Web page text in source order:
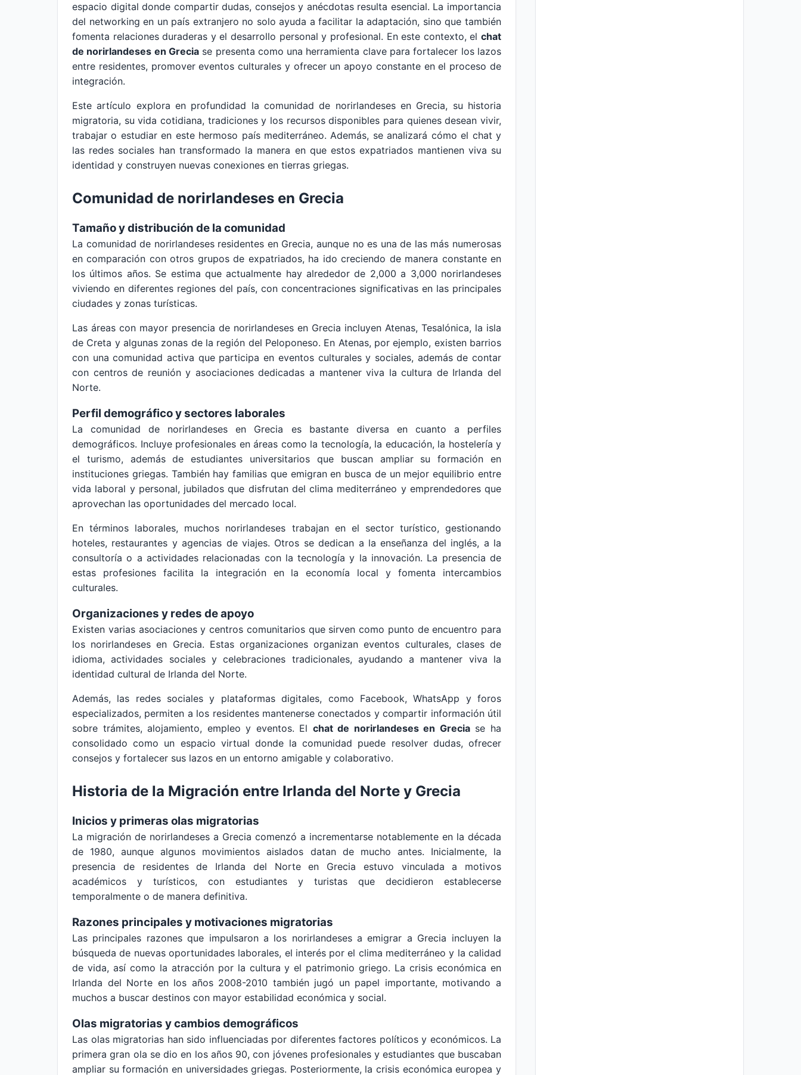
espacio digital donde compartir dudas, consejos y anécdotas resulta esencial. La importancia
del networking en un país extranjero no solo ayuda a facilitar la adaptación, sino que también
fomenta relaciones duraderas y el desarrollo personal y profesional. En este contexto, el chat
de norirlandeses en Greciase presenta como una herramienta clave para fortalecer los lazos
entre residentes, promover eventos culturales y ofrecer un apoyo constante en el proceso de
integración.
Este artículo explora en profundidad la comunidad de norirlandeses en Grecia, su historia
migratoria, su vida cotidiana, tradiciones y los recursos disponibles para quienes desean vivir,
trabajar o estudiar en este hermoso país mediterráneo. Además, se analizará cómo el chat y
las redes sociales han transformado la manera en que estos expatriados mantienen viva su
identidad y construyen nuevas conexiones en tierras griegas.
Comunidad de norirlandeses en Grecia
Tamaño y distribución de la comunidad
La comunidad de norirlandeses residentes en Grecia, aunque no es una de las más numerosas
en comparación con otros grupos de expatriados, ha ido creciendo de manera constante en
los últimos años. Se estima que actualmente hay alrededor de 2,000 a 3,000 norirlandeses
viviendo en diferentes regiones del país, con concentraciones significativas en las principales
ciudades y zonas turísticas.
Las áreas con mayor presencia de norirlandeses en Grecia incluyen Atenas, Tesalónica, la isla
de Creta y algunas zonas de la región del Peloponeso. En Atenas, por ejemplo, existen barrios
con una comunidad activa que participa en eventos culturales y sociales, además de contar
con centros de reunión y asociaciones dedicadas a mantener viva la cultura de Irlanda del
Norte.
Perfil demográfico y sectores laborales
La comunidad de norirlandeses en Grecia es bastante diversa en cuanto a perfiles
demográficos. Incluye profesionales en áreas como la tecnología, la educación, la hostelería y
el turismo, además de estudiantes universitarios que buscan ampliar su formación en
instituciones griegas. También hay familias que emigran en busca de un mejor equilibrio entre
vida laboral y personal, jubilados que disfrutan del clima mediterráneo y emprendedores que
aprovechan las oportunidades del mercado local.
En términos laborales, muchos norirlandeses trabajan en el sector turístico, gestionando
hoteles, restaurantes y agencias de viajes. Otros se dedican a la enseñanza del inglés, a la
consultoría o a actividades relacionadas con la tecnología y la innovación. La presencia de
estas profesiones facilita la integración en la economía local y fomenta intercambios
culturales.
Organizaciones y redes de apoyo
Existen varias asociaciones y centros comunitarios que sirven como punto de encuentro para
los norirlandeses en Grecia. Estas organizaciones organizan eventos culturales, clases de
idioma, actividades sociales y celebraciones tradicionales, ayudando a mantener viva la
identidad cultural de Irlanda del Norte.
Además, las redes sociales y plataformas digitales, como Facebook, WhatsApp y foros
especializados, permiten a los residentes mantenerse conectados y compartir información útil
sobre trámites, alojamiento, empleo y eventos. El chat de norirlandeses en Greciase ha
consolidado como un espacio virtual donde la comunidad puede resolver dudas, ofrecer
consejos y fortalecer sus lazos en un entorno amigable y colaborativo.
Historia de la Migración entre Irlanda del Norte y Grecia
Inicios y primeras olas migratorias
La migración de norirlandeses a Grecia comenzó a incrementarse notablemente en la década
de 1980, aunque algunos movimientos aislados datan de mucho antes. Inicialmente, la
presencia de residentes de Irlanda del Norte en Grecia estuvo vinculada a motivos
académicos y turísticos, con estudiantes y turistas que decidieron establecerse
temporalmente o de manera definitiva.
Razones principales y motivaciones migratorias
Las principales razones que impulsaron a los norirlandeses a emigrar a Grecia incluyen la
búsqueda de nuevas oportunidades laborales, el interés por el clima mediterráneo y la calidad
de vida, así como la atracción por la cultura y el patrimonio griego. La crisis económica en
Irlanda del Norte en los años 2008-2010 también jugó un papel importante, motivando a
muchos a buscar destinos con mayor estabilidad económica y social.
Olas migratorias y cambios demográficos
Las olas migratorias han sido influenciadas por diferentes factores políticos y económicos. La
primera gran ola se dio en los años 90, con jóvenes profesionales y estudiantes que buscaban
ampliar su formación en universidades griegas. Posteriormente, la crisis económica europea y